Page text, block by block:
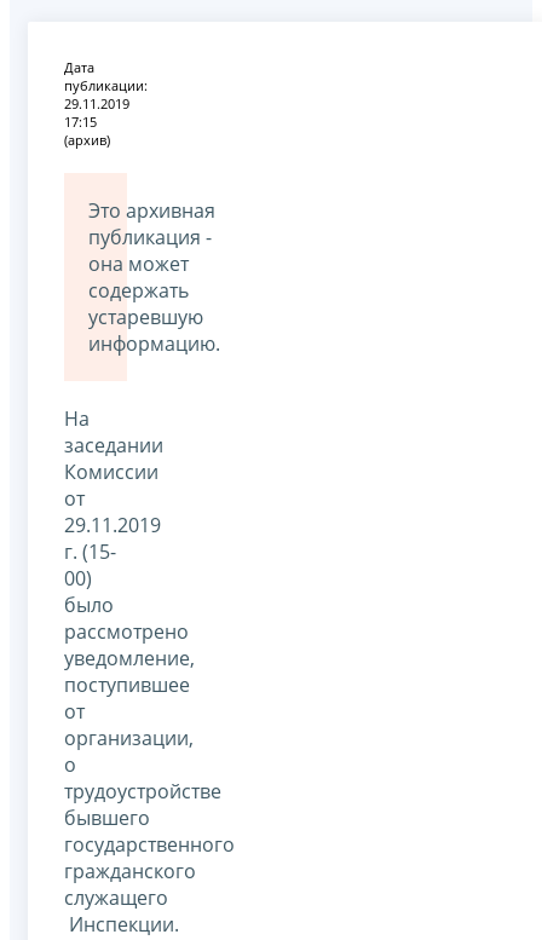
Дата
публикации:
29.11.2019
17:15
(архив)
Это архивная
публикация -
она может
содержать
устаревшую
информацию.
На
заседании
Комиссии
от
29.11.2019
г. (15-
00)
было
рассмотрено
уведомление,
поступившее
от
организации,
о
трудоустройстве
бывшего
государственного
гражданского
служащего
Инспекции.